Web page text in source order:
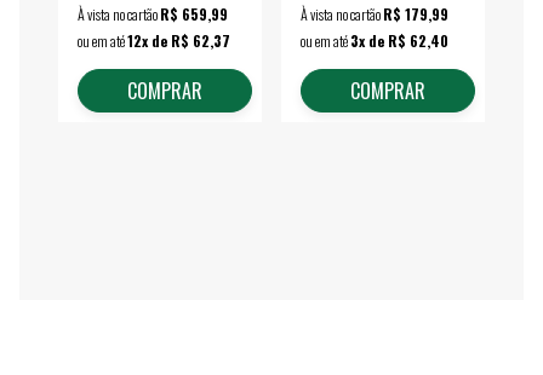
À vista no cartãoR$ 659,99
ou em até12x de R$ 62,37
COMPRAR
À vista no cartãoR$ 179,99
ou em até3x de R$ 62,40
COMPRAR